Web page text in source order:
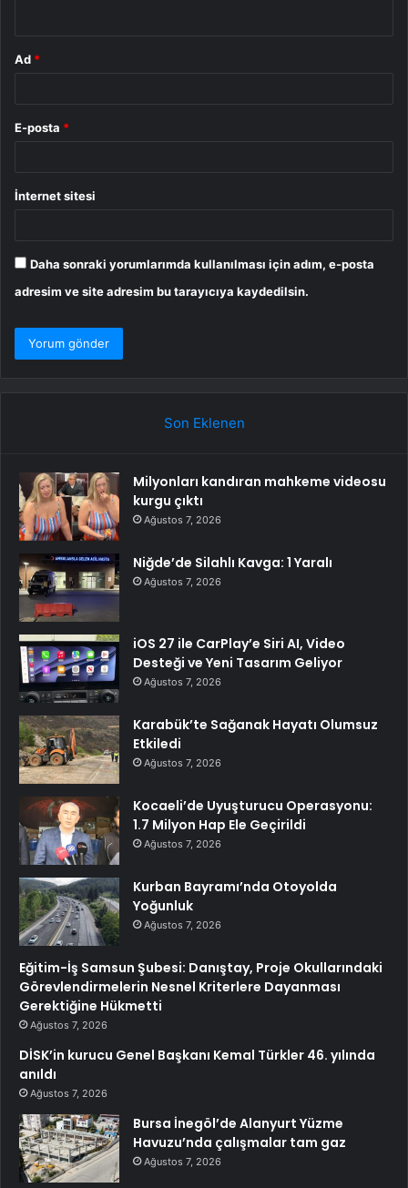
Ad *
E-posta *
İnternet sitesi
Daha sonraki yorumlarımda kullanılması için adım, e-posta
adresim ve site adresim bu tarayıcıya kaydedilsin.
Son Eklenen
Milyonları kandıran mahkeme videosu
kurgu çıktı
Ağustos 7, 2026
Niğde’de Silahlı Kavga: 1 Yaralı
Ağustos 7, 2026
iOS 27 ile CarPlay’e Siri AI, Video
Desteği ve Yeni Tasarım Geliyor
Ağustos 7, 2026
Karabük’te Sağanak Hayatı Olumsuz
Etkiledi
Ağustos 7, 2026
Kocaeli’de Uyuşturucu Operasyonu:
1.7 Milyon Hap Ele Geçirildi
Ağustos 7, 2026
Kurban Bayramı’nda Otoyolda
Yoğunluk
Ağustos 7, 2026
Eğitim-İş Samsun Şubesi: Danıştay, Proje Okullarındaki
Görevlendirmelerin Nesnel Kriterlere Dayanması
Gerektiğine Hükmetti
Ağustos 7, 2026
DİSK’in kurucu Genel Başkanı Kemal Türkler 46. yılında
anıldı
Ağustos 7, 2026
Bursa İnegöl’de Alanyurt Yüzme
Havuzu’nda çalışmalar tam gaz
Ağustos 7, 2026